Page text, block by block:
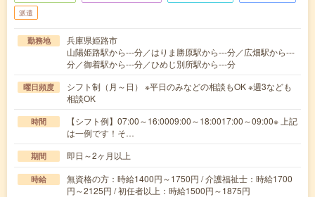
派遣
勤務地
兵庫県姫路市
山陽姫路駅から---分／はりま勝原駅から---分／広畑駅から---
分／御着駅から---分／ひめじ別所駅から---分
曜日頻度
シフト制（月～日） ※平日のみなどの相談もOK ※週3なども
相談OK
時間
【シフト例】07:00～16:0009:00～18:0017:00～09:00※ 上記
は一例です！そ…
期間 即日～2ヶ月以上
時給
無資格の方：時給1400円～1750円 / 介護福祉士：時給1700
円～2125円 / 初任者以上：時給1500円～1875円